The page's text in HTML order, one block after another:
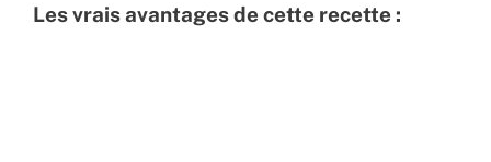
Les vrais avantages de cette recette :